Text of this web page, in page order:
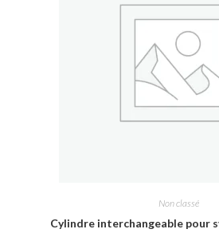
Non classé
Cylindre interchangeable pour